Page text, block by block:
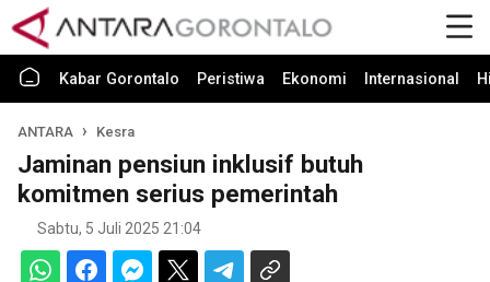
Kabar Gorontalo Peristiwa Ekonomi Internasional
ANTARA Kesra
Jaminan pensiun inklusif butuh
komitmen serius pemerintah
Sabtu, 5 Juli 2025 21:04